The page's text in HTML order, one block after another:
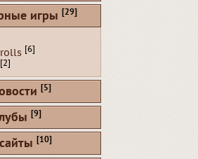
игры [29]
[6]
[2]
[5]
[9]
[10]